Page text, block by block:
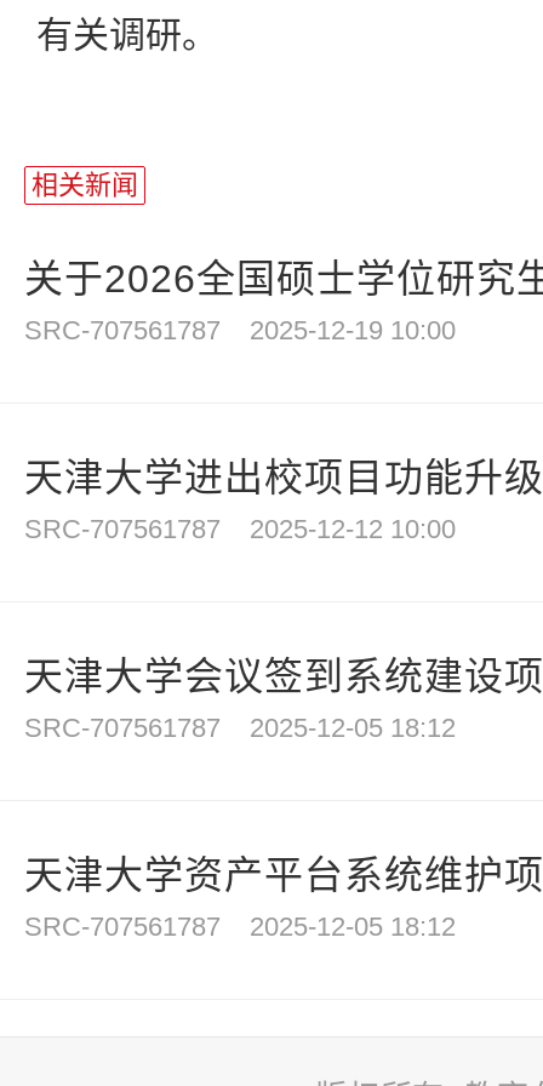
有关调研。
相关新闻
关于2026全国硕士学位研究
SRC-707561787 2025-12-19 10:00
天津大学进出校项目功能升
SRC-707561787 2025-12-12 10:00
天津大学会议签到系统建设
SRC-707561787 2025-12-05 18:12
天津大学资产平台系统维护
SRC-707561787 2025-12-05 18:12